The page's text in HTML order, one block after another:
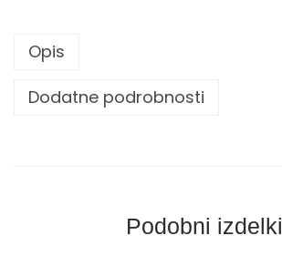
n
Opis
Dodatne podrobnosti
Podobni izdelki